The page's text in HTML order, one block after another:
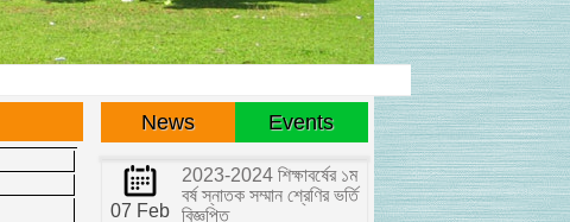
News Events
07 Feb
2023-2024 শিক্ষাবর্ষের ১ম
বর্ষ স্নাতক সম্মান শ্রেণির ভর্তি
বিজ্ঞপ্তি